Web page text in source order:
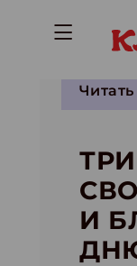
И